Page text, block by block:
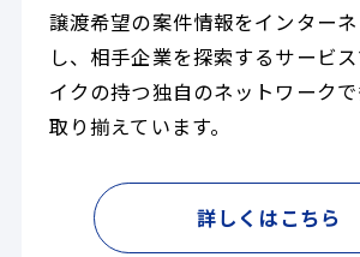
譲渡希望の案件情報をインター
し、相手企業を探索するサービ
イクの持つ独自のネットワーク
取り揃えています。
詳しくはこちら